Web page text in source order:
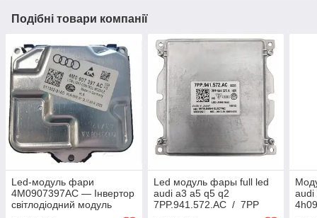
Подібні товари компанії
Led-модуль фари
4M0907397AC — Інвертор
світлодіодний модуль
Led модуль фары full led
audi a3 a5 q5 q2
7PP.941.572.AC / 7PP
audi